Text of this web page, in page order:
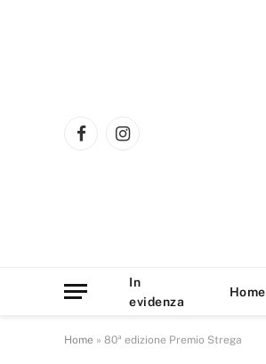
FacebookInstagram
In
evidenza
Home
Home » 80ª edizione Premio Strega